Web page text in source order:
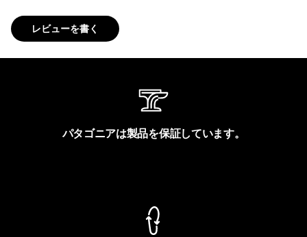
レビューを書く
パタゴニアは製品を保証しています。